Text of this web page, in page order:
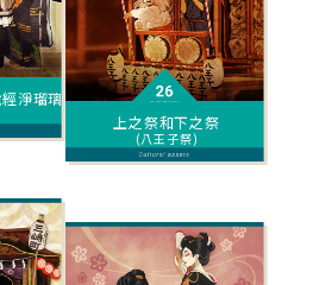
淨瑠璃
上之祭和下之祭
(八王子祭)